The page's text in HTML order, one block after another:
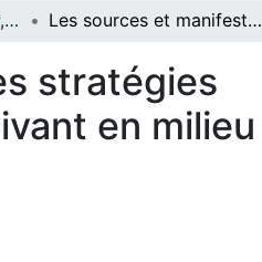
PIRPC, 2015-16 // UROP, 2015-16 Les sources et manifestations du stress et les stratégies d’adaptation chez les élèves francophones vivant en milieu minoritaire linguistique
stratégies
en milieu